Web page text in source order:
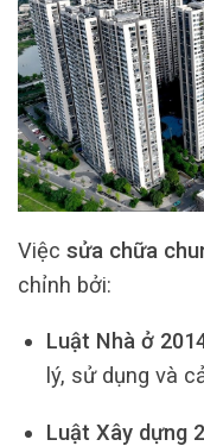
Việc sửa chữa
chỉnh bởi:
Luật Nhà ở
lý, sử dụng và
Luật Xây dựng